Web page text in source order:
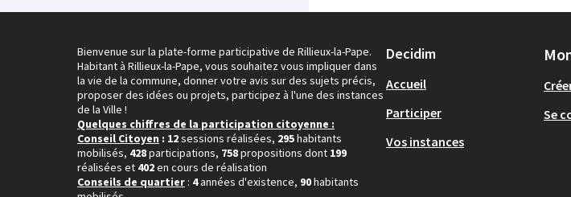
Bienvenue sur la plate-forme participative de Rillieux-la-Pape.
Habitant à Rillieux-la-Pape, vous souhaitez vous impliquer dans
la vie de la commune, donner votre avis sur des sujets précis,
proposer des idées ou projets, participez à l'une des instances
de la Ville !
Quelques chiffres de la participation citoyenne :
Conseil Citoyen : 12sessions réalisées, 295habitants
mobilisés, 428participations, 758propositions dont 199
réalisées et 402en cours de réalisation
Conseils de quartier : 4années d'existence, 90habitants
Decidim
Accueil
Participer
Vos instances
Se